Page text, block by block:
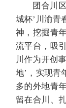
团合川
城杯’川渝青
神，挖掘青
流平台，吸
川作为开创
地’，实现青
多的外地青
留在合川、